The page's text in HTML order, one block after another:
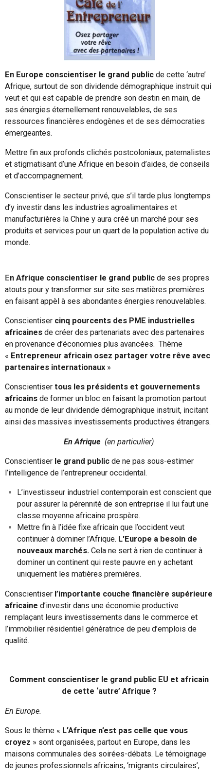
En Europe conscientiser le grand public de cette ‘autre’
Afrique, surtout de son dividende démographique instruit qui
veut et qui est capable de prendre son destin en main, de
ses énergies éternellement renouvelables, de ses
ressources financières endogènes et de ses démocraties
émergeantes.
Mettre fin aux profonds clichés postcoloniaux, paternalistes
et stigmatisant d’une Afrique en besoin d’aides, de conseils
et d’accompagnement.
Conscientiser le secteur privé, que s’il tarde plus longtemps
d’y investir dans les industries agroalimentaires et
manufacturières la Chine y aura créé un marché pour ses
produits et services pour un quart de la population active du
monde.
En Afrique conscientiser le grand public de ses propres
atouts pour y transformer sur site ses matières premières
en faisant appèl à ses abondantes énergies renouvelables.
Conscientiser cinq pourcents des PME industrielles
africaines de créer des partenariats avec des partenaires
en provenance d’économies plus avancées. Thème
« Entrepreneur africain osez partager votre rêve avec
partenaires internationaux »
Conscientiser tous les présidents et gouvernements
africains de former un bloc en faisant la promotion partout
au monde de leur dividende démographique instruit, incitant
ainsi des massives investissements productives étrangers.
En Afrique (en particulier)
Conscientiser le grand public de ne pas sous-estimer
l’intelligence de l’entrepreneur occidental.
L’investisseur industriel contemporain est conscient que
pour assurer la pérennité de son entreprise il lui faut une
classe moyenne africaine prospère.
Mettre fin à l’idée fixe africain que l’occident veut
continuer à dominer l’Afrique. L'Europe a besoin de
nouveaux marchés.Cela ne sert à rien de continuer à
dominer un continent qui reste pauvre en y achetant
uniquement les matières premières.
Conscientiser l’importante couche financière supérieure
africaine d’investir dans une économie productive
remplaçant leurs investissements dans le commerce et
l’immobilier résidentiel génératrice de peu d’emplois de
qualité.
Comment conscientiser le grand public EU et africain
de cette ‘autre’ Afrique ?
En Europe.
Sous le thème « L’Afrique n’est pas celle que vous
croyez » sont organisées, partout en Europe, dans les
maisons communales des soirées-débats. Le témoignage
de jeunes professionnels africains, ‘migrants circulaires’,